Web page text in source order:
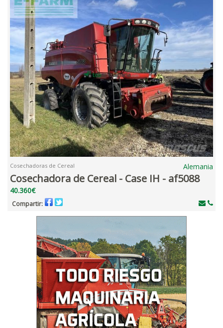
Cosechadoras de Cereal Alemania
Cosechadora de Cereal - Case IH - af5088
40.360€
Compartir: